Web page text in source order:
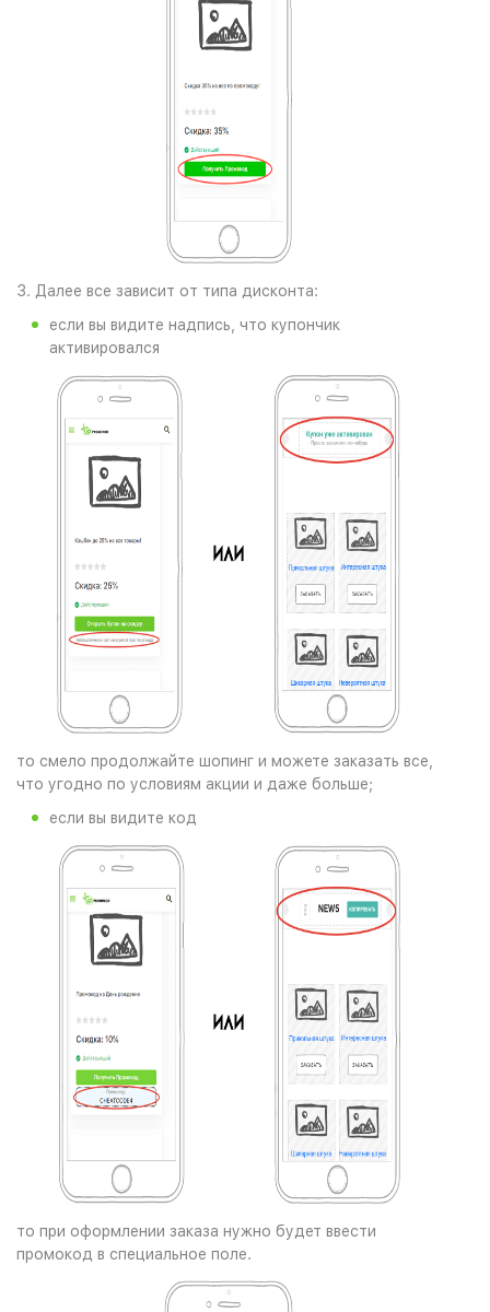
3. Далее все зависит от типа дисконта:
если вы видите надпись, что купончик
активировался
то смело продолжайте шопинг и можете заказать все,
что угодно по условиям акции и даже больше;
если вы видите код
то при оформлении заказа нужно будет ввести
промокод в специальное поле.